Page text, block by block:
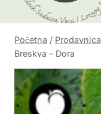
Početna / Prodavnica
Breskva – Dora